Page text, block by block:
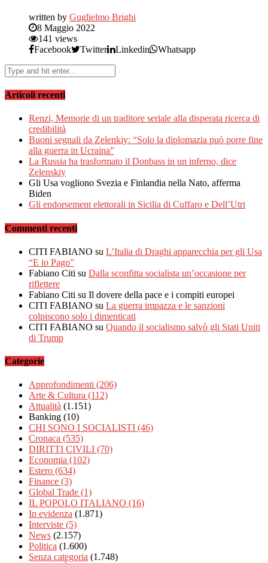
written by Guglielmo Brighi
8 Maggio 2022
141 views
Facebook
Twitter Linkedin Whatsapp
Articoli recenti
Renzi, Memorie di un traditore seriale alla disperata ricerca di
credibilità
Buoni segnali da Zelenkiy: “Solo la diplomazia può porre fine
alla guerra in Ucraina”
La Russia ha trasformato il Donbass in un inferno, dice
Zelenskiy
Gli Usa vogliono Svezia e Finlandia nella Nato, afferma
Biden
Gli endorsement elettorali in Sicilia di Cuffaro e Dell’Utri
Commenti recenti
CITI FABIANO su L’Italia di Draghi apparecchia per gli Usa
“E io Pago”
Fabiano Citi su Dalla sconfitta socialista un’occasione per
riflettere
Fabiano Citi su Il dovere della pace e i compiti europei
CITI FABIANO su La guerra impazza e le sanzioni
colpiscono solo i dimenticati
CITI FABIANO su Quando il socialismo salvò gli Stati Uniti
di Trump
Categorie
Approfondimenti (206)
Arte & Cultura (112)
Attualità (1.151)
Banking (10)
CHI SONO I SOCIALISTI (46)
Cronaca (535)
DIRITTI CIVILI (70)
Economia (102)
Estero (634)
Finance (3)
Global Trade (1)
IL POPOLO ITALIANO (16)
In evidenza (1.871)
Interviste (5)
News (2.157)
Politica (1.600)
Senza categoria (1.748)